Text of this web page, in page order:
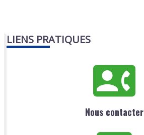
LIENS PRATIQUES
Nous contacter